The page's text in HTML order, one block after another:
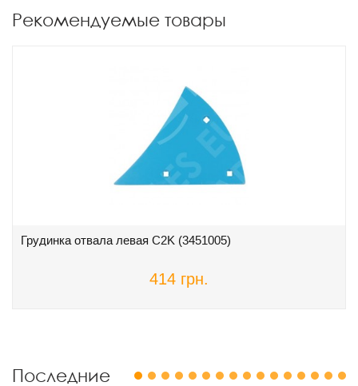
Рекомендуемые товары
Грудинка отвала левая C2K (3451005)
414 грн.
Последние 1 2 3 4 5 6 7 8 9 10 11 12 13 14 15 16